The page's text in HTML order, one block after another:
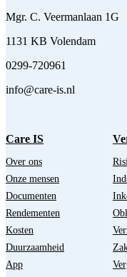
Mgr. C. Veermanlaan 1G
1131 KB Volendam
0299-720961
info@care-is.nl
Care IS
Over ons
Onze mensen
Documenten
Rendementen
Kosten
Duurzaamheid
App